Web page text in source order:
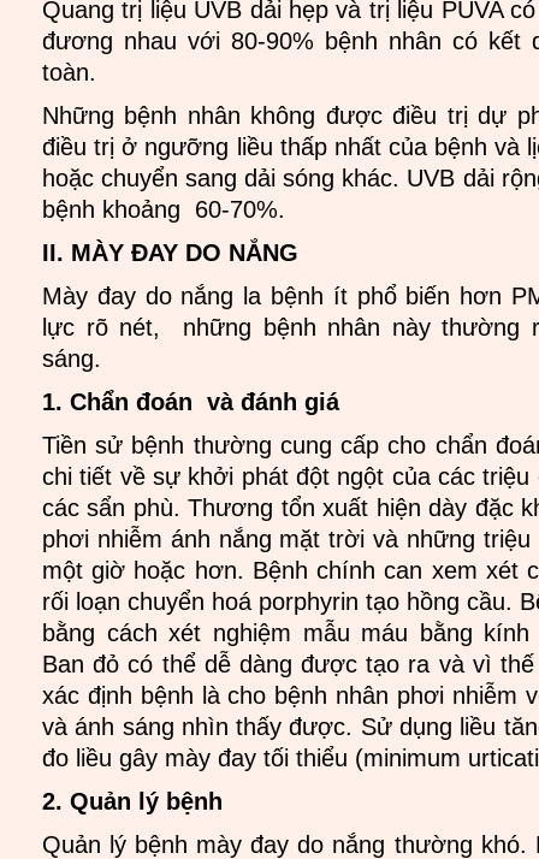
Quang trị liệu UVB dải hẹp và trị liệu PUVA
đương nhau với 80-90% bệnh nhân có kết
toàn.
Những bệnh nhân không được điều trị dự
điều trị ở ngưỡng liều thấp nhất của bệnh và
hoặc chuyển sang dải sóng khác. UVB dải
bệnh khoảng 60-70%.
II. MÀY ĐAY DO NẮNG
Mày đay do nắng la bệnh ít phổ biến hơn
lực rõ nét, những bệnh nhân này thường
sáng.
1. Chẩn đoán và đánh giá
Tiền sử bệnh thường cung cấp cho chẩn
chi tiết về sự khởi phát đột ngột của các
các sẩn phù. Thương tổn xuất hiện dày đặc
phơi nhiễm ánh nắng mặt trời và những
một giờ hoặc hơn. Bệnh chính can xem xét
rối loạn chuyển hoá porphyrin tạo hồng cầu.
bằng cách xét nghiệm mẫu máu bằng
Ban đỏ có thể dễ dàng được tạo ra và vì
xác định bệnh là cho bệnh nhân phơi nhiễm
và ánh sáng nhìn thấy được. Sử dụng liều
đo liều gây mày đay tối thiểu (minimum
2. Quản lý bệnh
Quản lý bệnh mày đay do nắng thường khó.